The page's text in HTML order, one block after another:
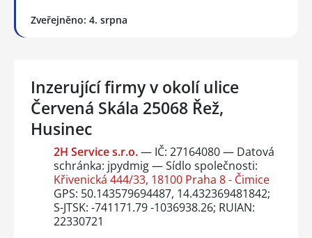
Zveřejněno: 4. srpna
Inzerující firmy v okolí ulice
Červená Skála 25068 Řež,
Husinec
2H Service s.r.o.— IČ: 27164080 — Datová
schránka: jpydmig — Sídlo společnosti:
Křivenická 444/33, 18100 Praha 8 - Čimice
GPS: 50.143579694487, 14.432369481842;
S-JTSK: -741171.79 -1036938.26; RUIAN:
22330721